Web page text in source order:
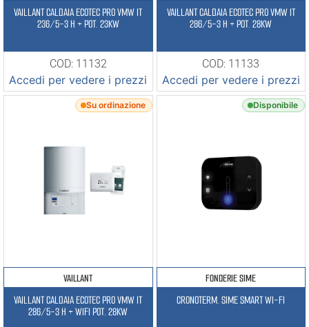
VAILLANT CALDAIA ECOTEC PRO VMW IT
236/5-3 H + POT. 23KW
COD: 11132
Accedi per vedere i prezzi
VAILLANT CALDAIA ECOTEC PRO VMW IT
286/5-3 H + POT. 28KW
COD: 11133
Accedi per vedere i prezzi
Su ordinazione
VAILLANT
VAILLANT CALDAIA ECOTEC PRO VMW IT
286/5-3 H + WIFI POT. 28KW
Disponibile
FONDERIE SIME
CRONOTERM. SIME SMART WI-FI